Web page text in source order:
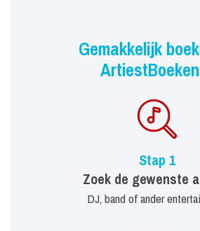
Gemakkelijk
Stap 1
Zoek de gewenste
DJ, band of ander